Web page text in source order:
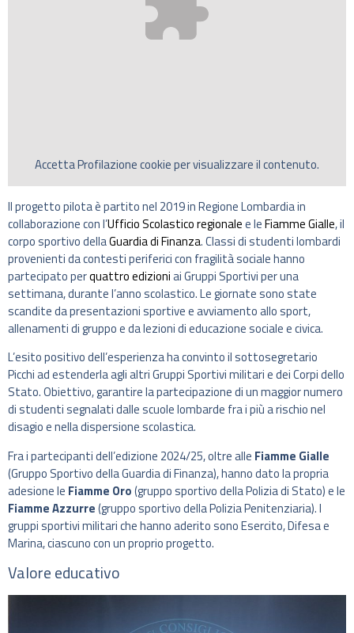
AccettaProfilazionecookie per visualizzare il contenuto.
Il progetto pilota è partito nel 2019 in Regione Lombardia in
collaborazione con l’Ufficio Scolastico regionalee leFiamme Gialle, il
corpo sportivo dellaGuardia di Finanza. Classi di studenti lombardi
provenienti da contesti periferici con fragilità sociale hanno
partecipato perquattro edizioniai Gruppi Sportivi per una
settimana, durante l’anno scolastico. Le giornate sono state
scandite da presentazioni sportive e avviamento allo sport,
allenamenti di gruppo e da lezioni di educazione sociale e civica.
L’esito positivo dell’esperienza ha convinto il sottosegretario
Picchi ad estenderla agli altri Gruppi Sportivi militari e dei Corpi dello
Stato. Obiettivo, garantire la partecipazione di un maggior numero
di studenti segnalati dalle scuole lombarde fra i più a rischio nel
disagio e nella dispersione scolastica.
Fra i partecipanti dell’edizione 2024/25, oltre alle Fiamme Gialle
(Gruppo Sportivo della Guardia di Finanza), hanno dato la propria
adesione le Fiamme Oro(gruppo sportivo della Polizia di Stato) e le
Fiamme Azzurre(gruppo sportivo della Polizia Penitenziaria). I
gruppi sportivi militari che hanno aderito sono Esercito, Difesa e
Marina, ciascuno con un proprio progetto.
Valore educativo